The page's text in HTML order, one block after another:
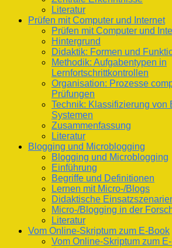
Literatur
Prüfen mit Computer und Internet
Prüfen mit Computer und
Hintergrund
Didaktik: Formen und
Methodik: Aufgabentypen in
Lernfortschrittkontrollen
Organisation: Prozesse
Prüfungen
Technik: Klassifizierung von
Systemen
Zusammenfassung
Literatur
Blogging und Microblogging
Blogging und Microblogging
Einführung
Begriffe und Definitionen
Lernen mit Micro-/Blogs
Didaktische
Micro-/Blogging in der
Literatur
Vom Online-Skriptum zum E-Book
Vom Online-Skriptum zum